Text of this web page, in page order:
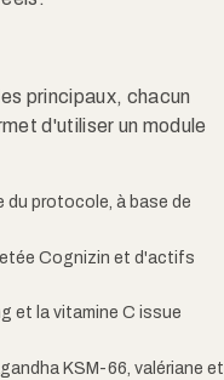
principaux, chacun
d'utiliser un module
du protocole, à base de
Cognizin et d'actifs
et la vitamine C issue
KSM-66, valériane et